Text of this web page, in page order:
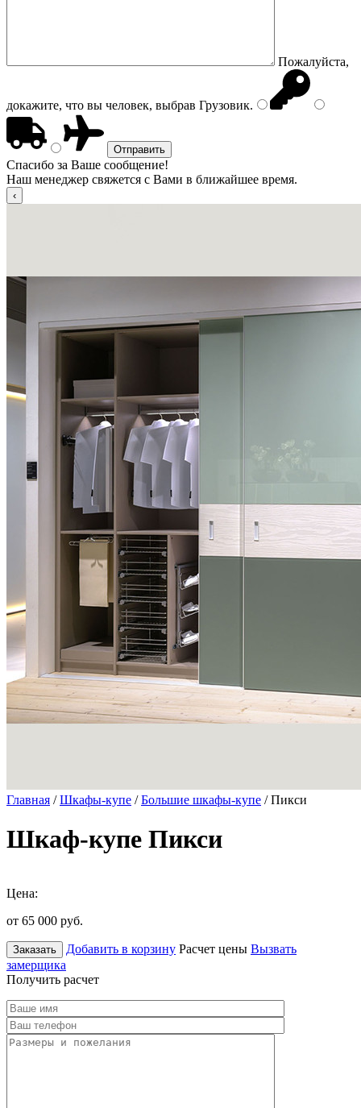
Пожалуйста,
докажите, что вы человек, выбрав Грузовик.
Спасибо за Ваше сообщение!
Наш менеджер свяжется с Вами в ближайшее время.
Главная /Шкафы-купе /Большие шкафы-купе / Пикси
Шкаф-купе Пикси
Цена:
от 65 000 руб.
Заказать Добавить в корзину Расчет цены Вызвать
замерщика
Получить расчет